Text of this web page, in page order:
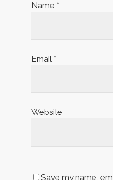
Name *
Email *
Website
Save my name,